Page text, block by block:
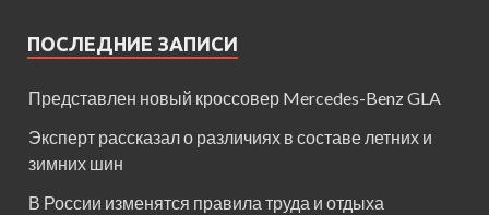
ПОСЛЕДНИЕ ЗАПИСИ
Представлен новый кроссовер Mercedes-Benz GLA
Эксперт рассказал о различиях в составе летних и
зимних шин
В России изменятся правила труда и отдыха